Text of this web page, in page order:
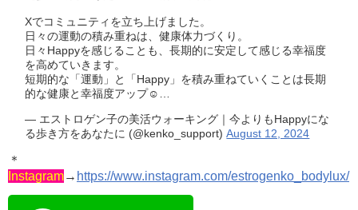
Xでコミュニティを立ち上げました。
日々の運動の積み重ねは、健康体力づくり。
日々Happyを感じることも、長期的に安定して感じる幸福度
を高めていきます。
短期的な「運動」と「Happy」を積み重ねていくことは長期
的な健康と幸福度アップ☺️…
— エストロゲン子の美活ウォーキング｜今よりもHappyにな
る歩き方をあなたに (@kenko_support)August 12, 2024
＊
Instagram→ https://www.instagram.com/estrogenko_bodylux/